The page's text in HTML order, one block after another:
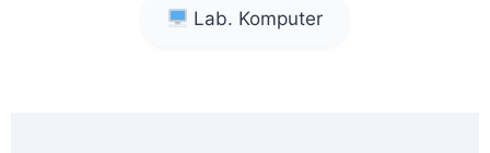
Lab. Komputer